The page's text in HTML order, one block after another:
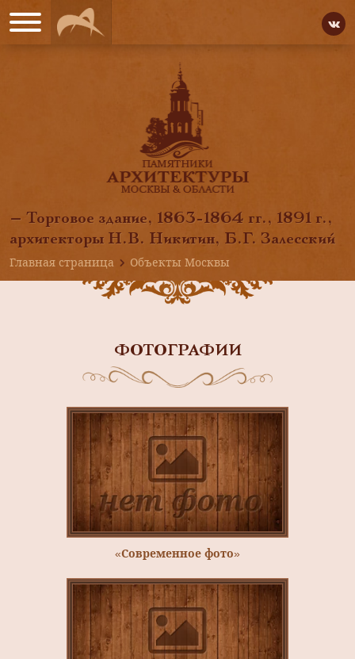
— Торговое здание, 1863-1864 гг., 1891 г.,
архитекторы Н.В. Никитин, Б.Г. Залесский
Главная страница
Объекты Москвы
ФОТОГРАФИИ
«Современное фото»